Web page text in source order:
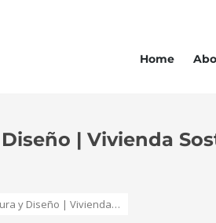
Home
| Vivienda
y Diseño | Vivienda…